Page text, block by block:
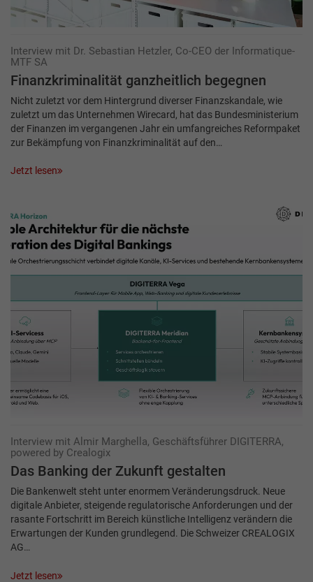
Interview mit Dr. Sebastian Hetzler, Co-CEO der Informatique-
MTF SA
Finanzkriminalität ganzheitlich begegnen
Nicht zuletzt vor dem Hintergrund diverser Finanzskandale, wie
zuletzt um das Unternehmen Wirecard, hat das Bundesministerium
der Finanzen im vergangenen Jahr ein umfangreiches Reformpaket
zur Bekämpfung von Finanzkriminalität auf den…
Jetzt lesen
Interview mit Almir Marghella, Geschäftsführer DIGITERRA,
powered by Crealogix
Das Banking der Zukunft gestalten
Die Bankenwelt steht unter enormem Veränderungsdruck. Neue
digitale Anbieter, steigende regulatorische Anforderungen und der
rasante Fortschritt im Bereich künstliche Intelligenz verändern die
Erwartungen der Kunden grundlegend. Die Schweizer CREALOGIX
AG…
Jetzt lesen